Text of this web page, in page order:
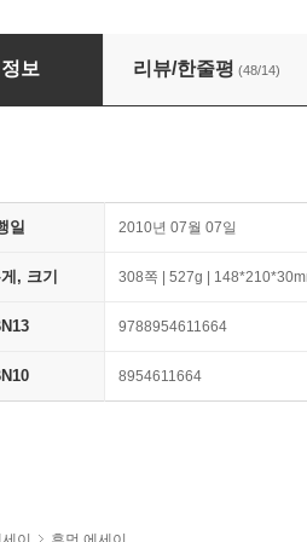
보 리뷰/한줄평 (48/14)
일 2010년 07월 07일
, 크기 308쪽 | 527g |
9788954611664
8954611664